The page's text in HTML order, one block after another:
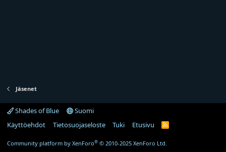
Jäsenet
Shades of Blue
Suomi
Käyttöehdot
Tietosuojaseloste Tuki Etusivu
R
Community platform by XenForo® © 2010-2025 XenForo Ltd.